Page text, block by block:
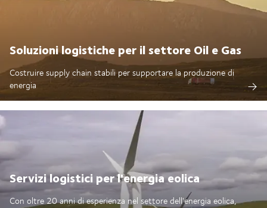
Soluzioni logistiche per il settore Oil e Gas
Costruire supply chain stabili per supportare la produzione di
energia
Servizi logistici per l'energia eolica
Con oltre 20 anni di esperienza nel settore dell'energia eolica,